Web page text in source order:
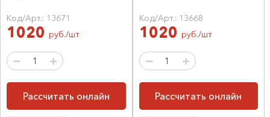
Код/Арт.: 13671
1020 руб./шт
Рассчитать онлайн
Код/Арт.: 13668
1020 руб./шт
Рассчитать онлайн